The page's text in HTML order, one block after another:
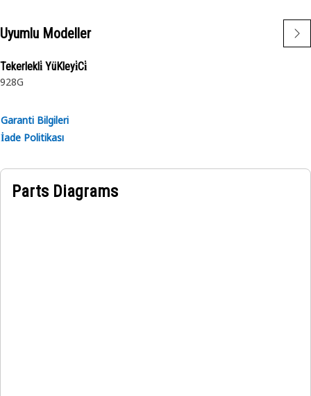
Uyumlu Modeller
Tekerlekli̇ YüKleyi̇Ci̇
928G
Garanti Bilgileri
İade Politikası
Parts Diagrams